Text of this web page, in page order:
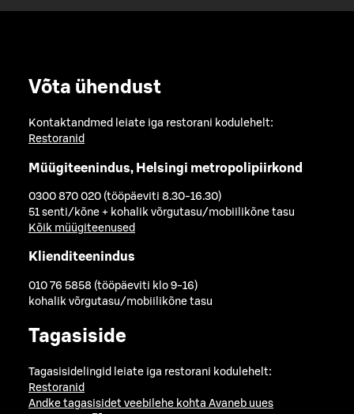
Võta ühendust
Kontaktandmed leiate iga restorani kodulehelt:
Restoranid
Müügiteenindus, Helsingi metropolipiirkond
0300 870 020 (tööpäeviti 8.30-16.30)
51 senti/kõne + kohalik võrgutasu/mobiilikõne tasu
Kõik müügiteenused
Klienditeenindus
010 76 5858 (tööpäeviti klo 9-16)
kohalik võrgutasu/mobiilikõne tasu
Tagasiside
Tagasisidelingid leiate iga restorani kodulehelt:
Restoranid
Andke tagasisidet veebilehe kohta Avaneb uues